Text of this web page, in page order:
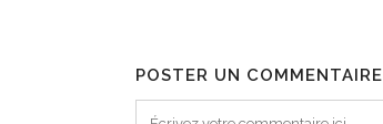
POSTER UN COMMENTAIRE